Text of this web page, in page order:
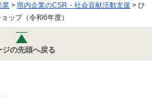
業 > 県内企業のCSR・社会貢献活動支援 > ひ
ップ（令和6年度）
ジの先頭へ戻る